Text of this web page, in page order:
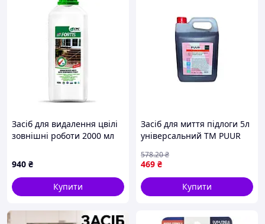
Засіб для видалення цвілі
зовнішні роботи 2000 мл
940 ₴
Купити
Засіб для миття підлоги 5л
універсальний ТМ PUUR
469 ₴
578.20₴
Купити